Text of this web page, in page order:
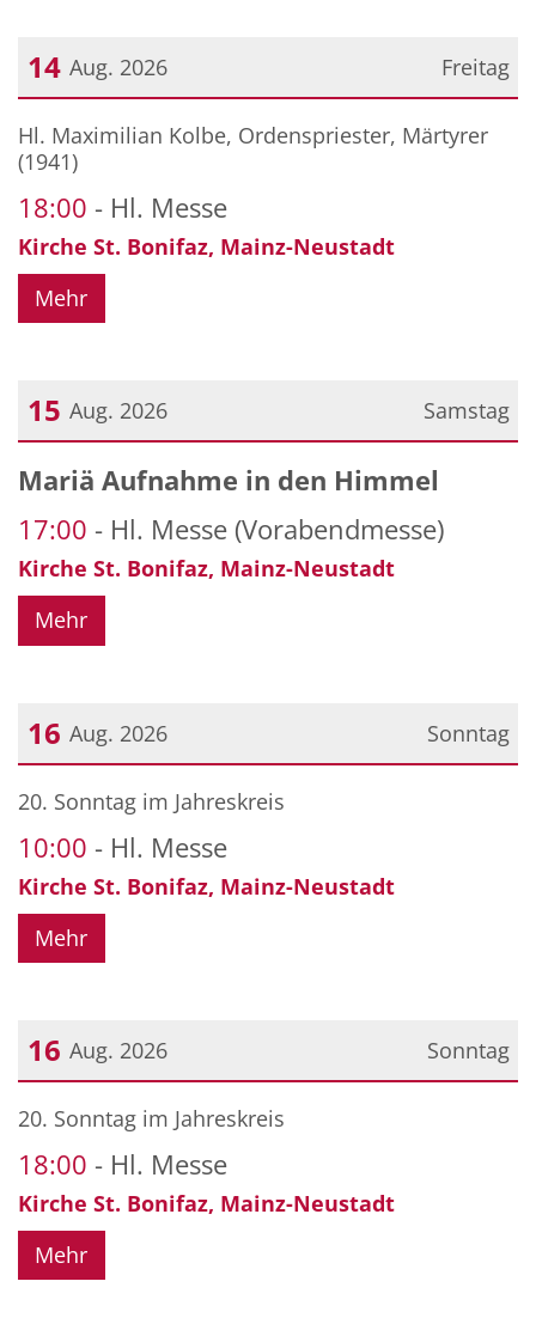
Freitag
14 Aug. 2026
Datum: 14. August 2026
Hl. Maximilian Kolbe, Ordenspriester, Märtyrer
(1941)
18:00 Hl. Messe
Kirche St. Bonifaz, Mainz-Neustadt
Mehr
Samstag
15 Aug. 2026
Datum: 15. August 2026
Mariä Aufnahme in den Himmel
17:00
Hl. Messe (Vorabendmesse)
Kirche St. Bonifaz, Mainz-Neustadt
Mehr
Sonntag
16 Aug. 2026
Datum: 16. August 2026
20. Sonntag im Jahreskreis
10:00 Hl. Messe
Kirche St. Bonifaz, Mainz-Neustadt
Mehr
Sonntag
16 Aug. 2026
Datum: 16. August 2026
20. Sonntag im Jahreskreis
18:00 Hl. Messe
Kirche St. Bonifaz, Mainz-Neustadt
Mehr